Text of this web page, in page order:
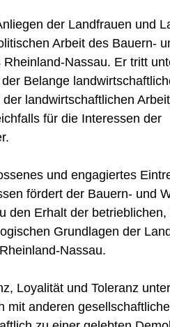
der Landfrauen und
Arbeit des Bauern-
Nassau. Er tritt
Belange
landwirtschaftlichen
für die Interessen der
und engagiertes
fördert der Bauern- und
den Erhalt der
Grundlagen der
Nassau.
Loyalität und Toleranz
mit anderen